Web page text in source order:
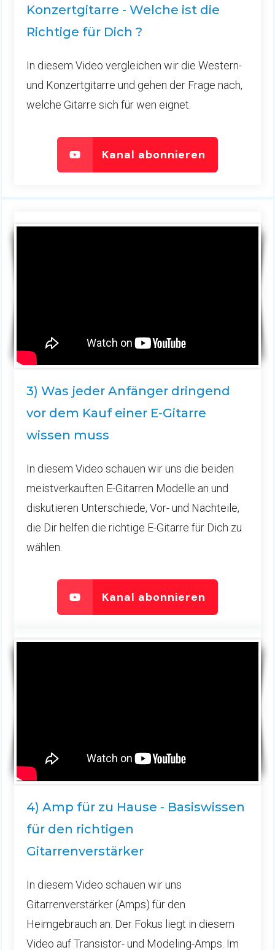
Konzertgitarre - Welche ist die
Richtige für Dich ?
In diesem Video vergleichen wir die Western-
und Konzertgitarre und gehen der Frage nach,
welche Gitarre sich für wen eignet.
Kanal abonnieren
3) Was jeder Anfänger dringend
vor dem Kauf einer E-Gitarre
wissen muss
In diesem Video schauen wir uns die beiden
meistverkauften E-Gitarren Modelle an und
diskutieren Unterschiede, Vor- und Nachteile,
die Dir helfen die richtige E-Gitarre für Dich zu
wählen.
Kanal abonnieren
4) Amp für zu Hause - Basiswissen
für den richtigen
Gitarrenverstärker
In diesem Video schauen wir uns
Gitarrenverstärker (Amps) für den
Heimgebrauch an. Der Fokus liegt in diesem
Video auf Transistor- und Modeling-Amps. Im